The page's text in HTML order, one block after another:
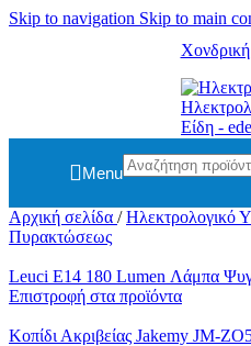
Skip to navigation Skip to main
Menu
Αρχική σελίδα / Ηλεκτρολογικό
Πυρακτώσεως
Leuci Ε14 180 Lumen Λάμπα
Επιστροφή στα προϊόντα
Κοπίδι Ακριβείας Jakemy JM-